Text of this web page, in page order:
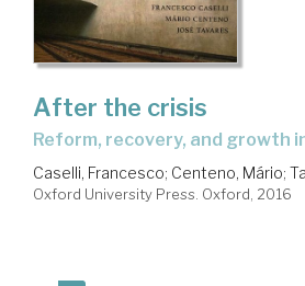
After the crisis
reform, recovery, and growth
Caselli, Francesco; Centeno, Mário;
Oxford University Press. Oxford, 2016